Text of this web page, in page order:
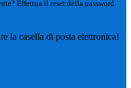
Effettua il reset della password
la casella di posta elettronica!